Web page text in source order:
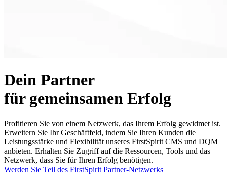
Dein Partner
für gemeinsamen Erfolg
Profitieren Sie von einem Netzwerk, das Ihrem Erfolg gewidmet ist.
Erweitern Sie Ihr Geschäftfeld, indem Sie Ihren Kunden die
Leistungsstärke und Flexibilität unseres FirstSpirit CMS und DQM
anbieten. Erhalten Sie Zugriff auf die Ressourcen, Tools und das
Netzwerk, dass Sie für Ihren Erfolg benötigen.
Werden Sie Teil des FirstSpirit Partner-Netzwerks